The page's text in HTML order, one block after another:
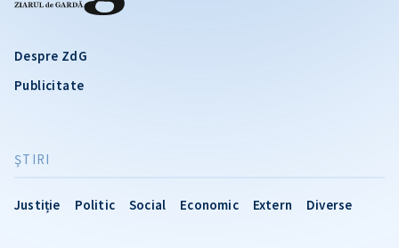
Despre ZdG
Publicitate
ŞTIRI
Justiție Politic Social Economic Extern Diverse